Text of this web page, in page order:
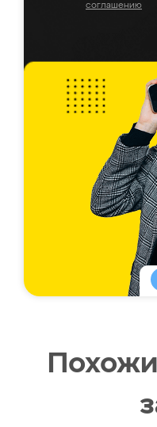
соглашению